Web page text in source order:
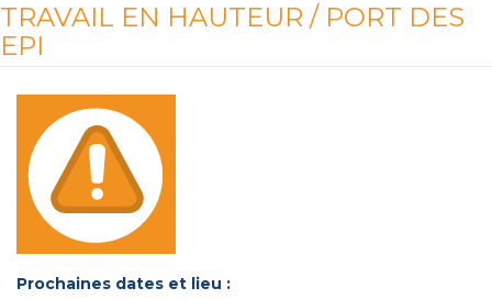
TRAVAIL EN HAUTEUR / PORT DES
EPI
Prochaines dates et lieu :